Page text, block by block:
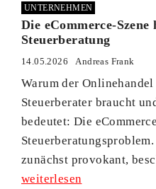
UNTERNEHMEN
Die eCommerce-
Steuerberatung
14.05.2026 Andreas Frank
Warum der
Steuerberater braucht
bedeutet: Die
zunächst provokant,
weiterlesen